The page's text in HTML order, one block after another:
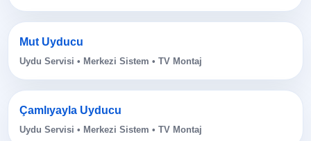
Mut Uyducu
Uydu Servisi • Merkezi Sistem • TV Montaj
Çamlıyayla Uyducu
Uydu Servisi • Merkezi Sistem • TV Montaj